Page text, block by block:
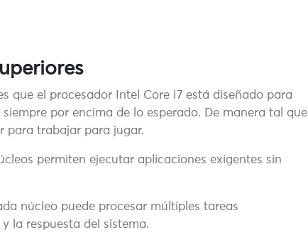
que el procesador Intel Core i7 está diseñado para
por encima de lo esperado. De manera tal que
para trabajar para jugar.
permiten ejecutar aplicaciones exigentes sin
núcleo puede procesar múltiples tareas
la respuesta del sistema.